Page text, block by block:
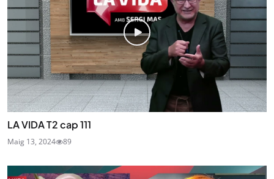
LA VIDA T2 cap 111
Maig 13, 2024 89